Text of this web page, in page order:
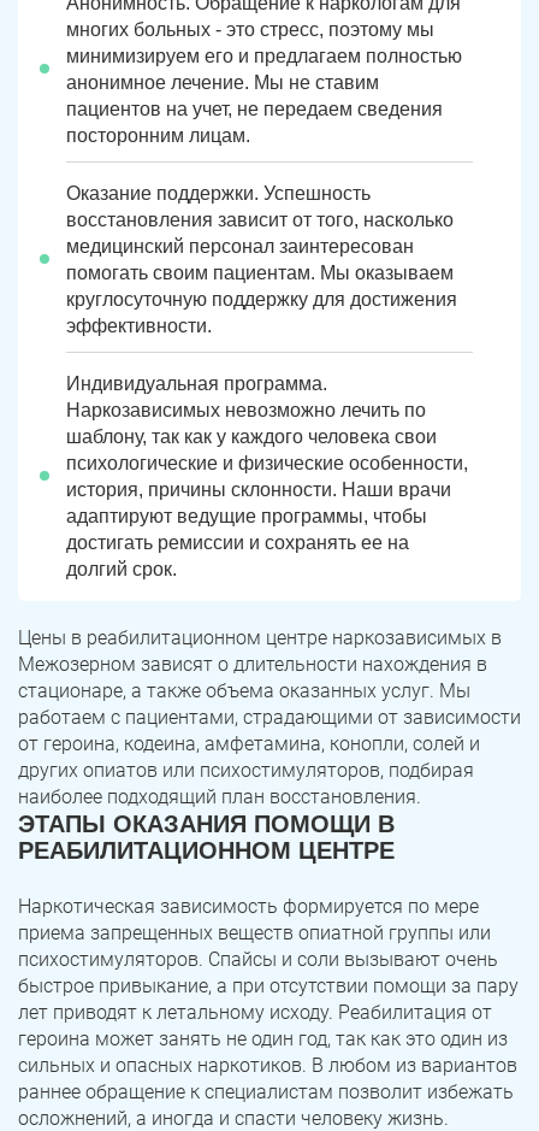
многих больных - это стресс, поэтому мы
минимизируем его и предлагаем полностью
анонимное лечение. Мы не ставим
пациентов на учет, не передаем сведения
посторонним лицам.
Оказание поддержки. Успешность
восстановления зависит от того, насколько
медицинский персонал заинтересован
помогать своим пациентам. Мы оказываем
круглосуточную поддержку для достижения
эффективности.
Индивидуальная программа.
Наркозависимых невозможно лечить по
шаблону, так как у каждого человека свои
психологические и физические особенности,
история, причины склонности. Наши врачи
адаптируют ведущие программы, чтобы
достигать ремиссии и сохранять ее на
долгий срок.
Цены в реабилитационном центре наркозависимых в
Межозерном зависят о длительности нахождения в
стационаре, а также объема оказанных услуг. Мы
работаем с пациентами, страдающими от зависимости
от героина, кодеина, амфетамина, конопли, солей и
других опиатов или психостимуляторов, подбирая
наиболее подходящий план восстановления.
ЭТАПЫ ОКАЗАНИЯ ПОМОЩИ В
РЕАБИЛИТАЦИОННОМ ЦЕНТРЕ
Наркотическая зависимость формируется по мере
приема запрещенных веществ опиатной группы или
психостимуляторов. Спайсы и соли вызывают очень
быстрое привыкание, а при отсутствии помощи за пару
лет приводят к летальному исходу. Реабилитация от
героина может занять не один год, так как это один из
сильных и опасных наркотиков. В любом из вариантов
раннее обращение к специалистам позволит избежать
осложнений, а иногда и спасти человеку жизнь.